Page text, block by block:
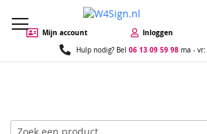
Mijn account Inloggen
Hulp nodig? Bel 06 13 09 59 98ma - vr: